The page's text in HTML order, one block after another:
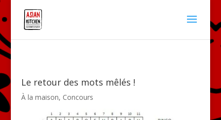
Le retour des mots mêlés !
À la maison, Concours